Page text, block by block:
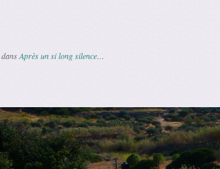
dansAprès un si long silence…